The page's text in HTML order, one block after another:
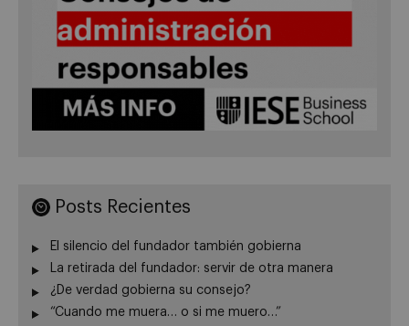
Posts Recientes
El silencio del fundador también gobierna
La retirada del fundador: servir de otra manera
¿De verdad gobierna su consejo?
“Cuando me muera… o si me muero…”